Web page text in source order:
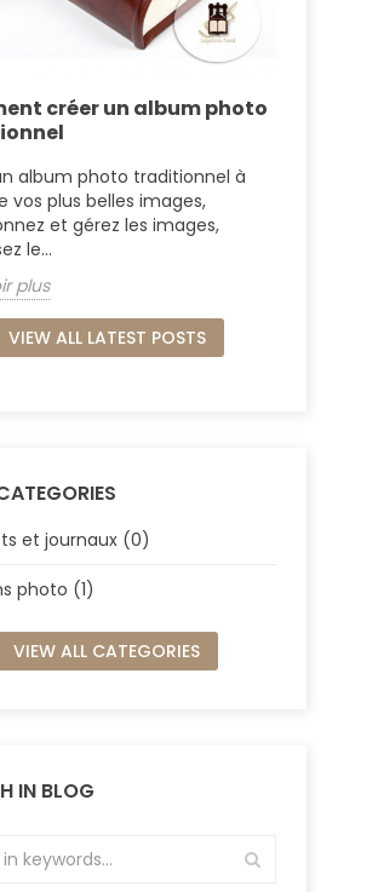
créer un album photo
album photo traditionnel à
vos plus belles images,
et gérez les images,
le...
plus
VIEW ALL LATEST POSTS
et journaux (0)
photo (1)
VIEW ALL CATEGORIES
IN BLOG